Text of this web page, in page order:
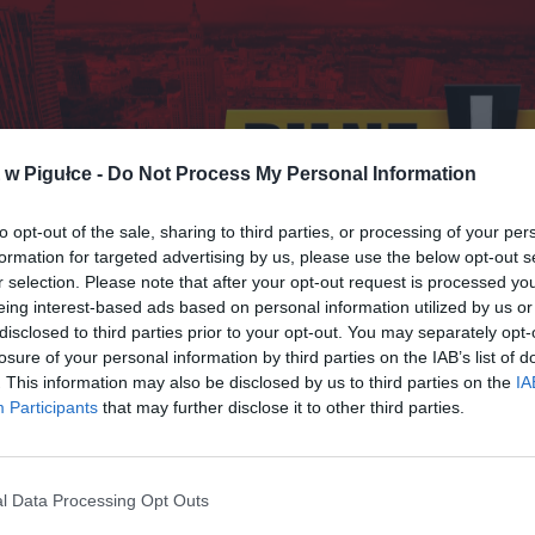
Pigułce - Do Not Process My Personal Information
opt-out of the sale, sharing to third parties, or processing of your
for targeted advertising by us, please use the below opt-out
selection. Please note that after your opt-out request is processed
interest-based ads based on personal information utilized by us
to third parties prior to your opt-out. You may separately
of your personal information by third parties on the IAB’s list of
This information may also be disclosed by us to third parties on the
Participants that may further disclose it to other third parties.
Data Processing Opt Outs
Fot. Warszawa w Pigułce
się niepowodzeniem. Protestujący, którzy przykleili się do